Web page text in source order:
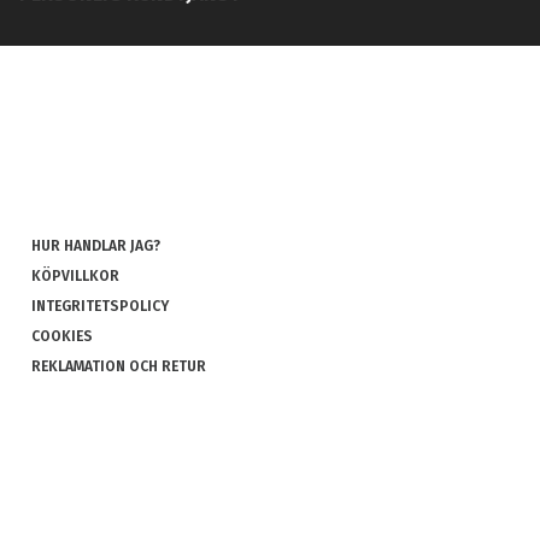
HUR HANDLAR JAG?
KÖPVILLKOR
INTEGRITETSPOLICY
COOKIES
REKLAMATION OCH RETUR